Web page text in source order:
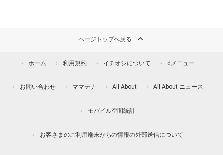
ページトップへ戻る
ホーム 利用規約 イチオシについて dメニュー
お問い合わせ ママテナ All About All About ニュース
モバイル空間統計
お客さまのご利用端末からの情報の外部送信について